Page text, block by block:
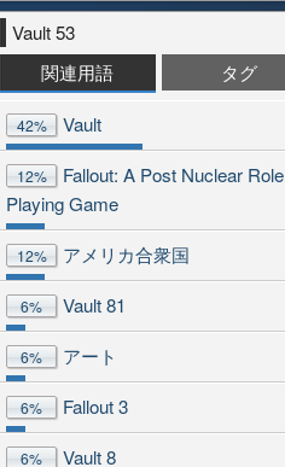
Vault 53
関連用語
タグ
42% Vault
12%
Fallout: A Post Nuclear Role
Playing Game
12% アメリカ合衆国
6% Vault 81
6% アート
6% Fallout 3
6% Vault 8